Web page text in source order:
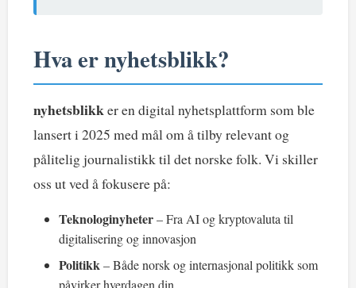
Hva er nyhetsblikk?
nyhetsblikker en digital nyhetsplattform som ble
lansert i 2025 med mål om å tilby relevant og
pålitelig journalistikk til det norske folk. Vi skiller
oss ut ved å fokusere på:
Teknologinyheter– Fra AI og kryptovaluta til
digitalisering og innovasjon
Politikk – Både norsk og internasjonal politikk som
påvirker hverdagen din